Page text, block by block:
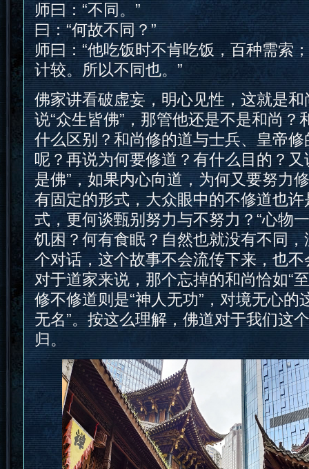
师曰：“不同。”
曰：“何故不同？”
师曰：“他吃饭时不肯吃饭，百种需索
计较。所以不同也。”
佛家讲看破虚妄，明心见性，这就是
说“众生皆佛”，那管他还是不是和尚？
什么区别？和尚修的道与士兵、皇帝
呢？再说为何要修道？有什么目的？又
是佛”，如果内心向道，为何又要努力
有固定的形式，大众眼中的不修道也
式，更何谈甄别努力与不努力？“心物
饥困？何有食眠？自然也就没有不同
个对话，这个故事不会流传下来，也
对于道家来说，那个忘掉的和尚恰如“
修不修道则是“神人无功”，对境无心的
无名”。按这么理解，佛道对于我们这
归。